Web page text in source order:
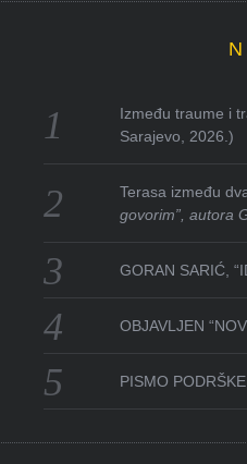
Između traume i
Sarajevo, 2026.)
Terasa između
govorim”, autora
GORAN SARIĆ,
OBJAVLJEN
PISMO